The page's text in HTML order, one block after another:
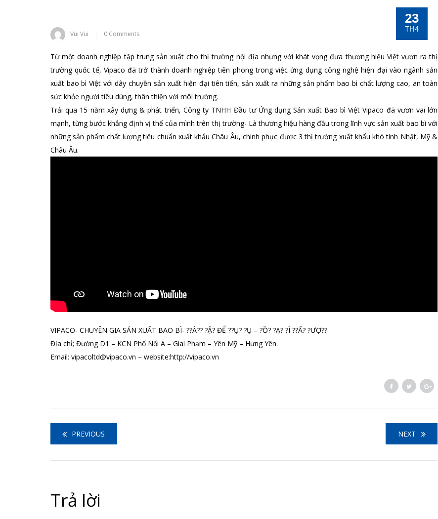
23
TH4
Vui Vui 0 Comments
Từ một doanh nghiệp tập trung sản xuất cho thị trường nội địa nhưng với khát vọng đưa thương hiệu Việt vươn ra thị
trường quốc tế, Vipaco đã trở thành doanh nghiệp tiên phong trong việc ứng dụng công nghệ hiện đại vào ngành sản
xuất bao bì Việt với dây chuyền sản xuất hiện đại tiên tiến, sản xuất ra những sản phẩm bao bì chất lượng cao, an toàn
sức khỏe người tiêu dùng, thân thiện với môi trường.
Trải qua 15 năm xây dựng & phát triển, Công ty TNHH Đầu tư Ứng dụng Sản xuất Bao bì Việt Vipaco đã vươn vai lớn
mạnh, từng bước khẳng định vị thế của mình trên thị trường- Là thương hiệu hàng đầu trong lĩnh vực sản xuất bao bì với
những sản phẩm chất lượng tiêu chuẩn xuất khẩu Châu Âu, chinh phục được 3 thị trường xuất khẩu khó tính Nhật, Mỹ &
Châu Âu.
VIPACO- CHUYÊN GIA SẢN XUẤT BAO BÌ- ??À?? ?Ậ? ĐỂ ??Ụ? ?Ụ – ?Ồ? ?Ạ? ?Ì ??Ấ? ?ƯỢ??
Địa chỉ; Đường D1 – KCN Phố Nối A – Giai Phạm – Yên Mỹ – Hưng Yên.
Email: vipacoltd@vipaco.vn – website:http://vipaco.vn
PREVIOUS NEXT
Trả lời